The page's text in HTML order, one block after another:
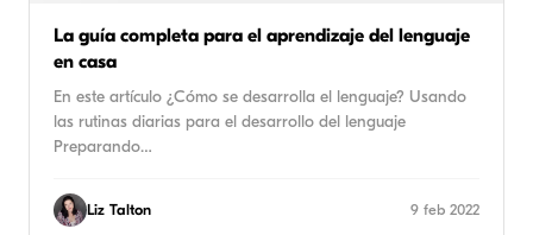
La guía completa para el aprendizaje del lenguaje
en casa
En este artículo ¿Cómo se desarrolla el lenguaje? Usando
las rutinas diarias para el desarrollo del lenguaje
Preparando…
Liz Talton 9 feb 2022